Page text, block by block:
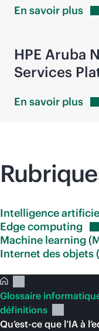
En savoir plus
HPE Aruba
Services
En savoir plus
Intelligence
Edgecomputing
Machine learning
Internet des objets
Glossaire
définitions
Qu’est-ce que l’IA à